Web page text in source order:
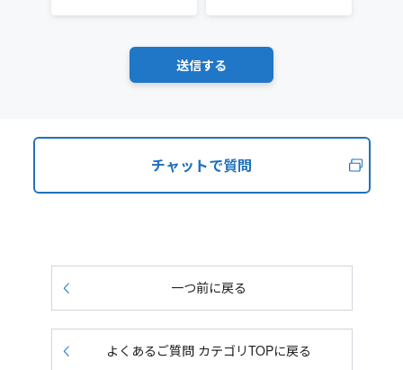
チャットで質問
一つ前に戻る
よくあるご質問 カテゴリTOPに戻る